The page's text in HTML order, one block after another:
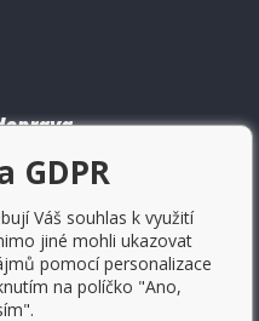
GDPR
Váš souhlas k využití
jiné mohli ukazovat
pomocí personalizace
na políčko "Ano,